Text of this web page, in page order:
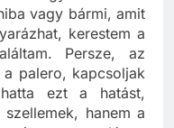
vagy a feltöltött
vagy bármi, amit
kerestem a
Persze, az
palero, kapcsoljak
ezt a hatást,